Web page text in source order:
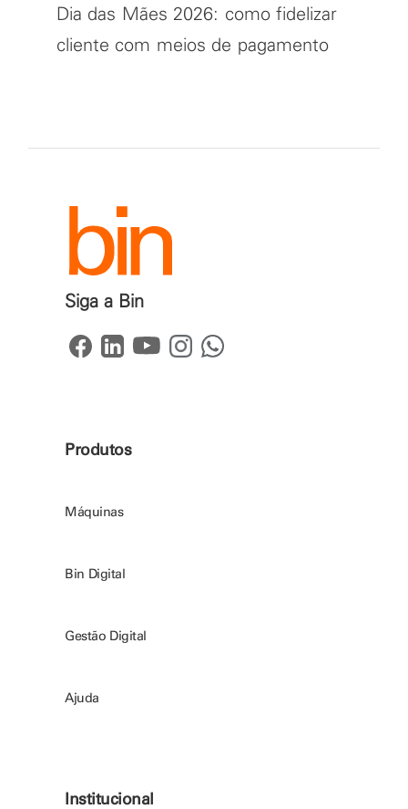
Dia das Mães 2026: como fidelizar
cliente com meios de pagamento
Siga a Bin
Produtos
Máquinas
Bin Digital
Gestão Digital
Ajuda
Institucional